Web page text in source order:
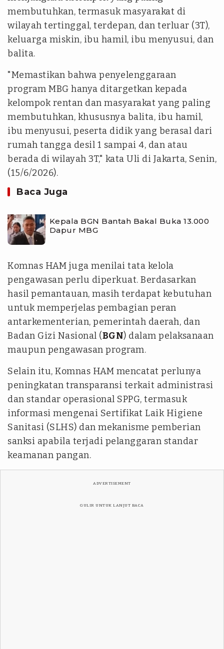
membutuhkan, termasuk masyarakat di
wilayah tertinggal, terdepan, dan terluar (3T),
keluarga miskin, ibu hamil, ibu menyusui, dan
balita.
"Memastikan bahwa penyelenggaraan
program MBG hanya ditargetkan kepada
kelompok rentan dan masyarakat yang paling
membutuhkan, khususnya balita, ibu hamil,
ibu menyusui, peserta didik yang berasal dari
rumah tangga desil 1 sampai 4, dan atau
berada di wilayah 3T," kata Uli di Jakarta, Senin,
(15/6/2026).
Baca Juga
Kepala BGN Bantah Bakal Buka 13.000
Dapur MBG
Komnas HAM juga menilai tata kelola
pengawasan perlu diperkuat. Berdasarkan
hasil pemantauan, masih terdapat kebutuhan
untuk memperjelas pembagian peran
antarkementerian, pemerintah daerah, dan
Badan Gizi Nasional (BGN) dalam pelaksanaan
maupun pengawasan program.
Selain itu, Komnas HAM mencatat perlunya
peningkatan transparansi terkait administrasi
dan standar operasional SPPG, termasuk
informasi mengenai Sertifikat Laik Higiene
Sanitasi (SLHS) dan mekanisme pemberian
sanksi apabila terjadi pelanggaran standar
keamanan pangan.
ADVERTISEMENT
GULIR UNTUK LANJUT BACA